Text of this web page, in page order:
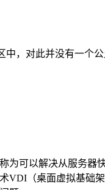
，对此并没有一个
为可以解决从服务
VDI（桌面虚拟基础